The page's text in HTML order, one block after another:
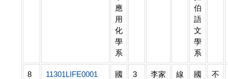
應
用
化
學
系
伯
語
文
學
系
8
11301LIFE0001
國
3
李家
線
國
不